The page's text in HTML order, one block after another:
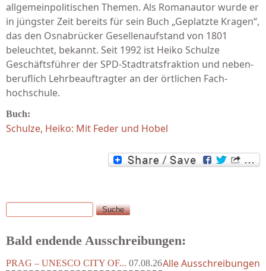
allgemeinpoli­tischen Themen. Als Romanautor wurde er
in jüngster Zeit bereits für sein Buch „Geplatzte Kragen“,
das den Osna­brücker Gesellenaufstand von 1801
beleuchtet, bekannt. Seit 1992 ist Heiko Schulze
Geschäfts­führer der SPD-Stadtratsfraktion und neben­
beruflich Lehrbe­auftragter an der örtlichen Fach­
hochschule.
Buch:
Schulze, Heiko: Mit Feder und Hobel
Suchformular
Suche
Bald endende Ausschreibungen:
PRAG – UNESCO CITY OF... 07.08.26Alle Ausschreibungen